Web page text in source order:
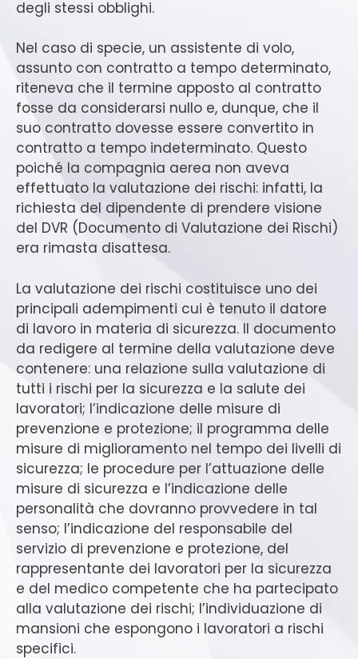
degli stessi obblighi.
Nel caso di specie, un assistente di volo,
assunto con contratto a tempo determinato,
riteneva che il termine apposto al contratto
fosse da considerarsi nullo e, dunque, che il
suo contratto dovesse essere convertito in
contratto a tempo indeterminato. Questo
poiché la compagnia aerea non aveva
effettuato la valutazione dei rischi: infatti, la
richiesta del dipendente di prendere visione
del DVR (Documento di Valutazione dei Rischi)
era rimasta disattesa.
La valutazione dei rischi costituisce uno dei
principali adempimenti cui è tenuto il datore
di lavoro in materia di sicurezza. Il documento
da redigere al termine della valutazione deve
contenere: una relazione sulla valutazione di
tutti i rischi per la sicurezza e la salute dei
lavoratori; l’indicazione delle misure di
prevenzione e protezione; il programma delle
misure di miglioramento nel tempo dei livelli di
sicurezza; le procedure per l’attuazione delle
misure di sicurezza e l’indicazione delle
personalità che dovranno provvedere in tal
senso; l’indicazione del responsabile del
servizio di prevenzione e protezione, del
rappresentante dei lavoratori per la sicurezza
e del medico competente che ha partecipato
alla valutazione dei rischi; l’individuazione di
mansioni che espongono i lavoratori a rischi
specifici.